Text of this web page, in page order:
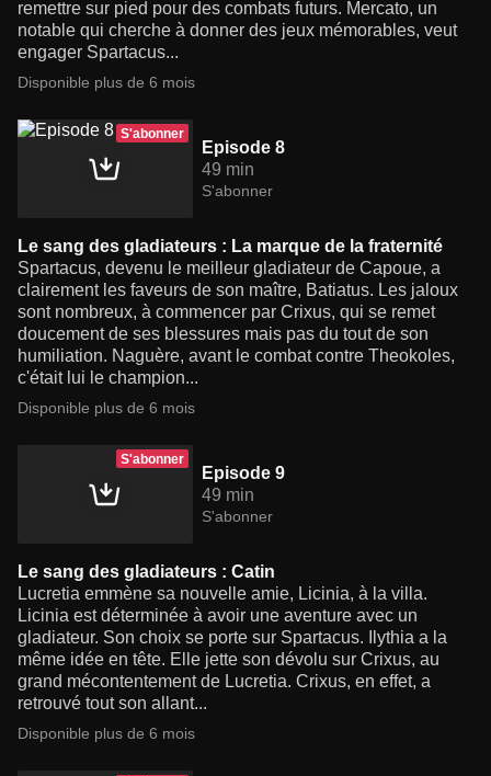
remettre sur pied pour des combats futurs. Mercato, un
notable qui cherche à donner des jeux mémorables, veut
engager Spartacus...
Disponible plus de 6 mois
S'abonner
Episode 8
49 min
S'abonner
Le sang des gladiateurs : La marque de la fraternité
Spartacus, devenu le meilleur gladiateur de Capoue, a
clairement les faveurs de son maître, Batiatus. Les jaloux
sont nombreux, à commencer par Crixus, qui se remet
doucement de ses blessures mais pas du tout de son
humiliation. Naguère, avant le combat contre Theokoles,
c'était lui le champion...
Disponible plus de 6 mois
S'abonner
Episode 9
49 min
S'abonner
Le sang des gladiateurs : Catin
Lucretia emmène sa nouvelle amie, Licinia, à la villa.
Licinia est déterminée à avoir une aventure avec un
gladiateur. Son choix se porte sur Spartacus. Ilythia a la
même idée en tête. Elle jette son dévolu sur Crixus, au
grand mécontentement de Lucretia. Crixus, en effet, a
retrouvé tout son allant...
Disponible plus de 6 mois